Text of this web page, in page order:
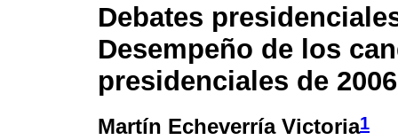
Debates
Desempeño de los
presidenciales de 2006
Martín Echeverría Victoria1